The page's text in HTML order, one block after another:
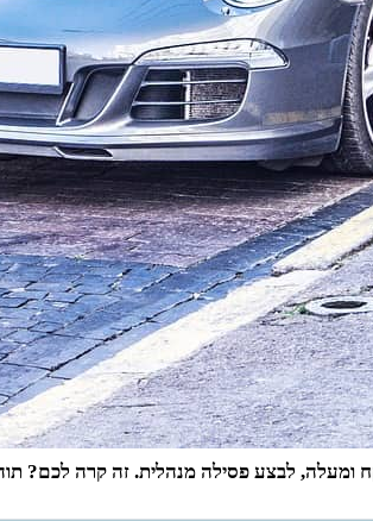
ומעלה, לבצע פסילה מנהלית. זה קרה לכם?